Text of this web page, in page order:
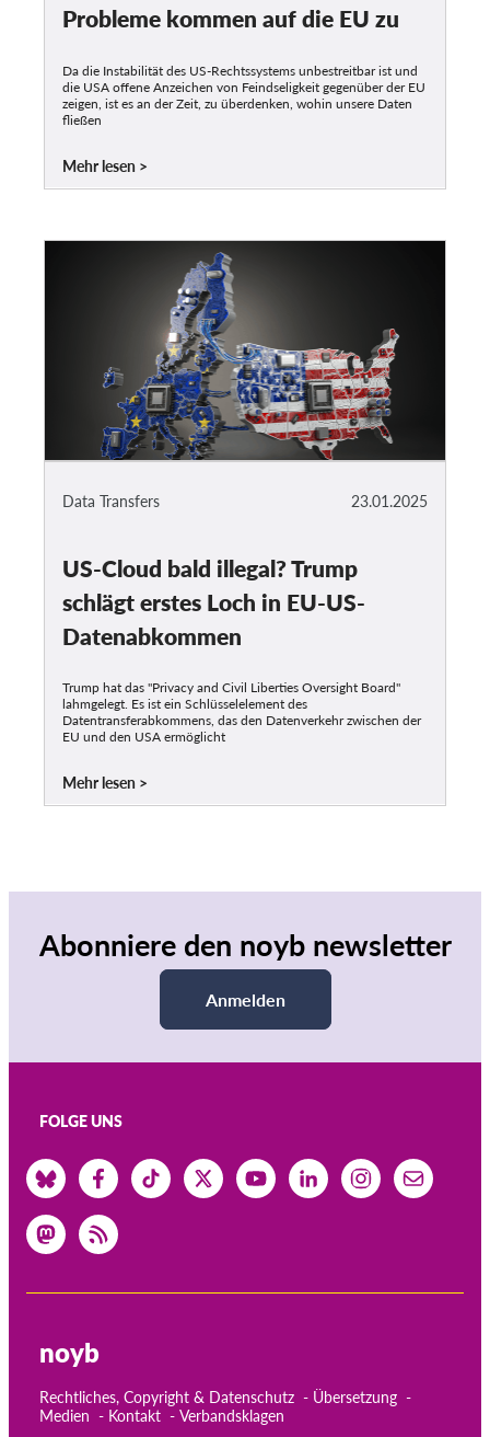
Probleme kommen auf die EU zu
Da die Instabilität des US-Rechtssystems unbestreitbar ist und
die USA offene Anzeichen von Feindseligkeit gegenüber der EU
zeigen, ist es an der Zeit, zu überdenken, wohin unsere Daten
fließen
Mehr lesen
23.01.2025
Data Transfers
US-Cloud bald illegal? Trump
schlägt erstes Loch in EU-US-
Datenabkommen
Trump hat das "Privacy and Civil Liberties Oversight Board"
lahmgelegt. Es ist ein Schlüsselelement des
Datentransferabkommens, das den Datenverkehr zwischen der
EU und den USA ermöglicht
Mehr lesen
Abonniere den noyb newsletter
Anmelden
FOLGE UNS
noyb
Rechtliches, Copyright & Datenschutz
Übersetzung
Medien
Kontakt Verbandsklagen